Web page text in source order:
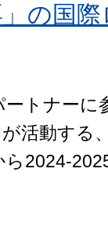
」の国
トナーに
活動する
2024-